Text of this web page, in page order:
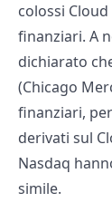
colossi
finanziari. A
dichiarato
(Chicago
finanziari,
derivati sul
Nasdaq
simile.